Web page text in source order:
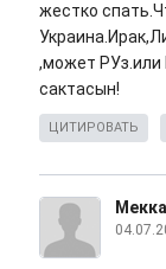
жестко
,может РУз.или
сактасын!
ЦИТИРОВАТЬ
Мекка